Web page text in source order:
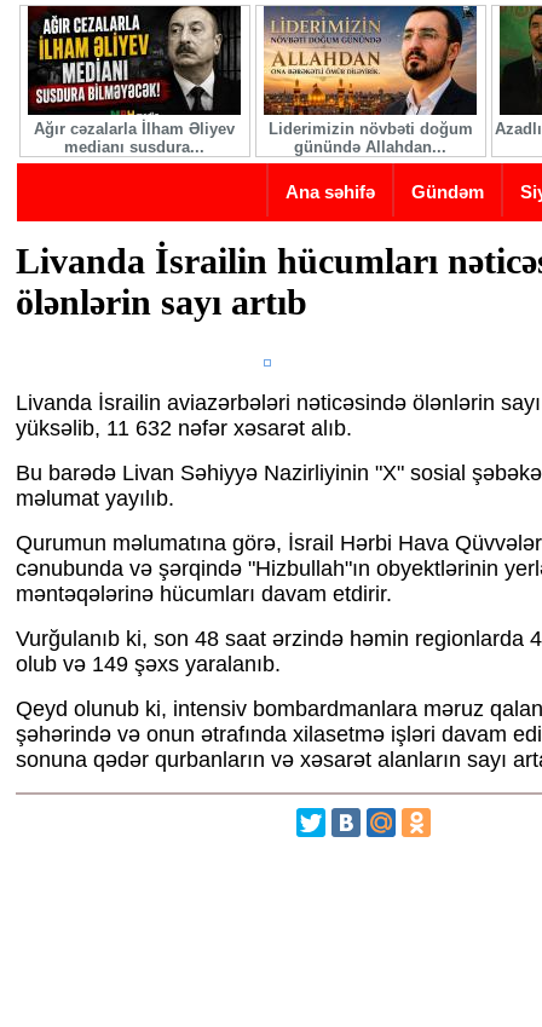
Skip to main content
Ağır cəzalarla İlham Əliyev
medianı susdura...
Liderimizin növbəti doğum
günündə Allahdan...
Ana səhifə Gündəm
Livanda İsrailin hücumları
ölənlərin sayı artıb
Livanda İsrailin aviazərbələri nəticəsində ölənlərin
yüksəlib, 11 632 nəfər xəsarət alıb.
Bu barədə Livan Səhiyyə Nazirliyinin "X" sosial
məlumat yayılıb.
Qurumun məlumatına görə, İsrail Hərbi Hava
cənubunda və şərqində "Hizbullah"ın obyektlərinin
məntəqələrinə hücumları davam etdirir.
Vurğulanıb ki, son 48 saat ərzində həmin regionlarda
olub və 149 şəxs yaralanıb.
Qeyd olunub ki, intensiv bombardmanlara məruz
şəhərində və onun ətrafında xilasetmə işləri davam
sonuna qədər qurbanların və xəsarət alanların sayı